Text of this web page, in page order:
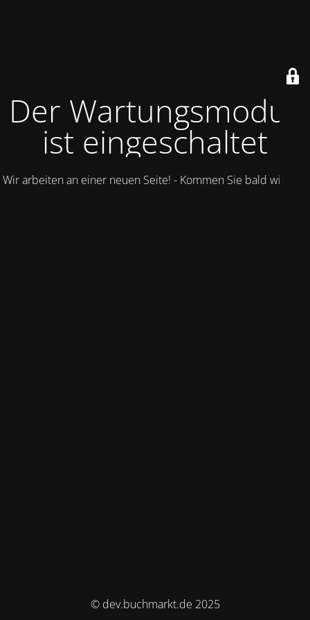
Der Wartungsmodus
ist eingeschaltet
Wir arbeiten an einer neuen Seite! - Kommen Sie bald wieder.
© dev.buchmarkt.de 2025